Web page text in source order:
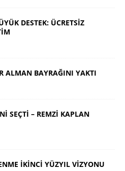
DESTEK: ÜCRETSİZ
ALMAN BAYRAĞINI YAKTI
SEÇTİ – REMZİ KAPLAN
İKİNCİ YÜZYIL VİZYONU